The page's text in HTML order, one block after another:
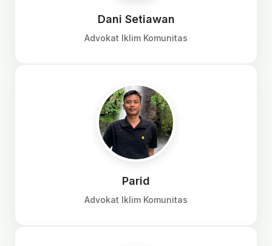
Dani Setiawan
Advokat Iklim Komunitas
Parid
Advokat Iklim Komunitas